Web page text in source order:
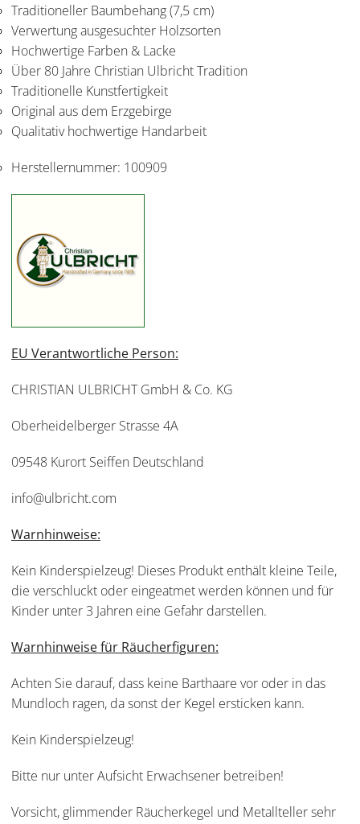
Traditioneller Baumbehang (7,5 cm)
Verwertung ausgesuchter Holzsorten
Hochwertige Farben & Lacke
Über 80 Jahre Christian Ulbricht Tradition
Traditionelle Kunstfertigkeit
Original aus dem Erzgebirge
Qualitativ hochwertige Handarbeit
Herstellernummer: 100909
EU Verantwortliche Person:
CHRISTIAN ULBRICHT GmbH & Co. KG
Oberheidelberger Strasse 4A
09548 Kurort Seiffen Deutschland
info@ulbricht.com
Warnhinweise:
Kein Kinderspielzeug! Dieses Produkt enthält kleine Teile,
die verschluckt oder eingeatmet werden können und für
Kinder unter 3 Jahren eine Gefahr darstellen.
Warnhinweise für Räucherfiguren:
Achten Sie darauf, dass keine Barthaare vor oder in das
Mundloch ragen, da sonst der Kegel ersticken kann.
Kein Kinderspielzeug!
Bitte nur unter Aufsicht Erwachsener betreiben!
Vorsicht, glimmender Räucherkegel und Metallteller sehr